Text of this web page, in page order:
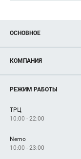
ОСНОВНОЕ
Новости
Магазины
Услуги
КОМПАНИЯ
Рекламодателям
Как добраться
РЕЖИМ РАБОТЫ
ТРЦ
10:00 - 22:00
Nemo
10:00 - 23:00